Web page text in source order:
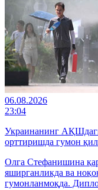
06.08.2026
23:04
Украинанинг
орттиришда гумон
Олга Стефанишина
яширганликда ва
гумонланмоқда.